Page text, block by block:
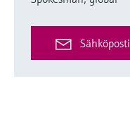
Sähköposti